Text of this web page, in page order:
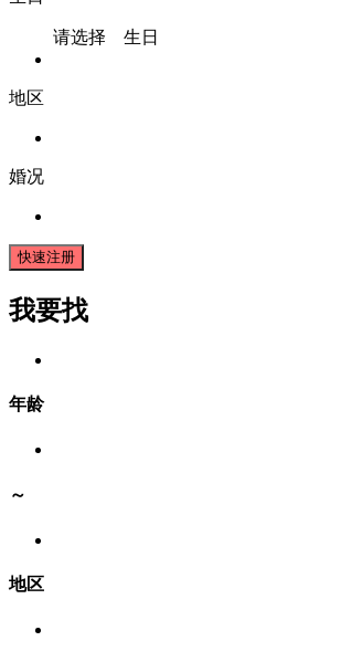
请选择 生日
地区
婚况
快速注册
我要找
年龄
～
地区